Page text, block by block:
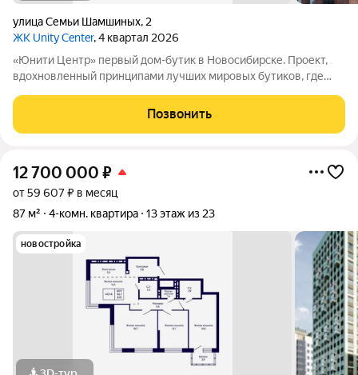
улица Семьи Шамшиных, 2
ЖК Unity Center, 4 квартал 2026
«Юнити Центр» первый дом-бутик в Новосибирске. Проект,
вдохновленный принципами лучших мировых бутиков, где
сервиса. Исторический центр города Бутики мировых брендов
выбирают знаковые
Позвонить
12 700 000 ₽
от 59 607 ₽ в месяц
87 м²
4-комн. квартира 13 этаж из 23
новостройка